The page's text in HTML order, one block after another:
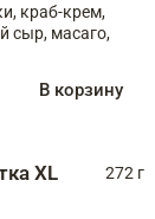
краб-крем,
сыр, масаго,
В корзину
XL
272 г